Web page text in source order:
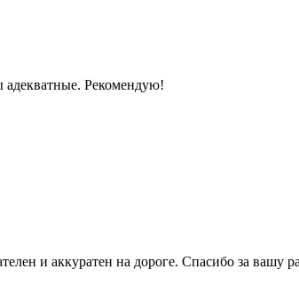
адекватные. Рекомендую!
и аккуратен на дороге. Спасибо за вашу